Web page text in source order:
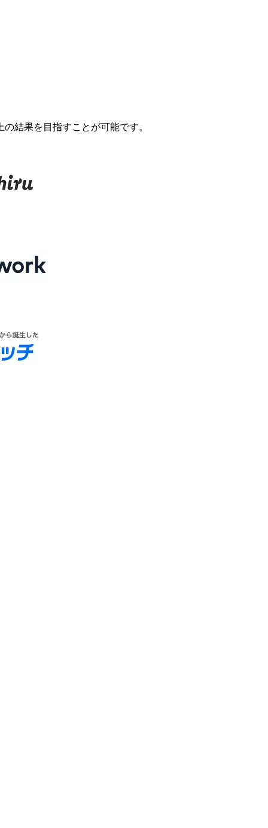
結果を目指すことが可能です。